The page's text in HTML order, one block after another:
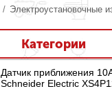
/ Электроустановочные
Категории
Датчик приближения
Schneider Electric